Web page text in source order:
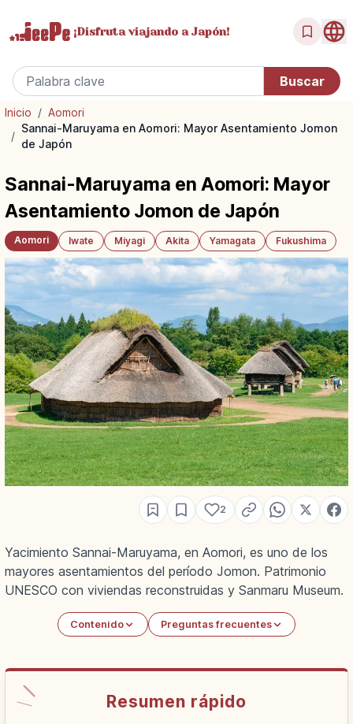
¡Disfrutaviajando a Japón!
Inicio / Aomori
/
Sannai-Maruyama en Aomori: Mayor Asentamiento Jomon
de Japón
Sannai-Maruyama en Aomori: Mayor
Asentamiento Jomon de Japón
Aomori Iwate Miyagi Akita Yamagata Fukushima
2
Yacimiento Sannai-Maruyama, en Aomori, es uno de los
mayores asentamientos del período Jomon. Patrimonio
UNESCO con viviendas reconstruidas y Sanmaru Museum.
Contenido Preguntas frecuentes
Resumen rápido